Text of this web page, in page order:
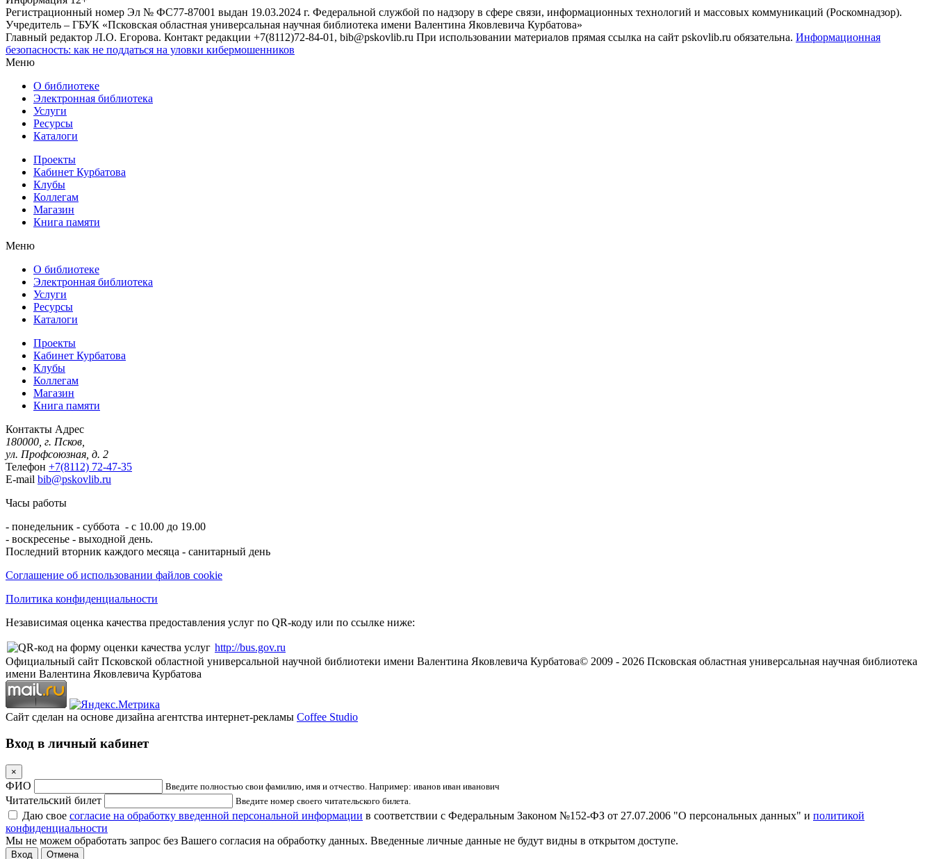
Регистрационный номер Эл № ФС77-87001 выдан 19.03.2024 г. Федеральной службой по надзору в сфере связи, информационных технологий и массовых коммуникаций (Роскомнадзор).
Учредитель – ГБУК «Псковская областная универсальная научная библиотека имени Валентина Яковлевича Курбатова»
Главный редактор Л.О. Егорова. Контакт редакции +7(8112)72-84-01, bib@pskovlib.ru При использовании материалов прямая ссылка на сайт pskovlib.ru обязательна. Информационная
безопасность: как не поддаться на уловки кибермошенников
Меню
О библиотеке
Электронная библиотека
Услуги
Ресурсы
Каталоги
Проекты
Кабинет Курбатова
Клубы
Коллегам
Магазин
Книга памяти
Меню
О библиотеке
Электронная библиотека
Услуги
Ресурсы
Каталоги
Проекты
Кабинет Курбатова
Клубы
Коллегам
Магазин
Книга памяти
Контакты Адрес
180000, г. Псков,
ул. Профсоюзная, д. 2
Телефон +7(8112) 72-47-35
E-mail bib@pskovlib.ru
Часы работы
- понедельник - суббота - с 10.00 до 19.00
- воскресенье - выходной день.
Последний вторник каждого месяца - санитарный день
Соглашение об использовании файлов cookie
Политика конфиденциальности
Независимая оценка качества предоставления услуг по QR-коду или по ссылке ниже:
http://bus.gov.ru
Официальный сайт Псковской областной универсальной научной библиотеки имени Валентина Яковлевича Курбатова© 2009 - 2026 Псковская областная универсальная научная библиотека
имени Валентина Яковлевича Курбатова
Сайт сделан на основе дизайна агентства интернет-рекламы Coffee Studio
Вход в личный кабинет
×
ФИО Введите полностью свои фамилию, имя и отчество. Например: иванов иван иванович
Читательский билет Введите номер своего читательского билета.
Даю свое согласие на обработку введенной персональной информации в соответствии с Федеральным Законом №152-ФЗ от 27.07.2006 "О персональных данных" и политикой
конфиденциальности
Мы не можем обработать запрос без Вашего согласия на обработку данных. Введенные личные данные не будут видны в открытом доступе.
Отмена